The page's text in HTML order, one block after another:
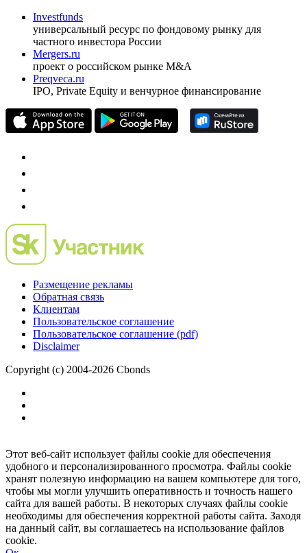
Investfunds
универсальный ресурс по фондовому рынку для
частного инвестора России
Mergers.ru
проект о российском рынке M&A
Preqveca.ru
IPO, Private Equity и венчурное финансирование
Размещение рекламы
Обратная связь
Клиентам
Пользовательское соглашение
Пользовательское соглашение (pdf)
Disclaimer
Copyright (c) 2004-2026 Cbonds
Этот веб-сайт использует файлы cookie для обеспечения
удобного и персонализированного просмотра. Файлы cookie
хранят полезную информацию на вашем компьютере для того,
чтобы мы могли улучшить оперативность и точность нашего
сайта для вашей работы. В некоторых случаях файлы cookie
необходимы для обеспечения корректной работы сайта. Заходя
на данный сайт, вы соглашаетесь на использование файлов
cookie.